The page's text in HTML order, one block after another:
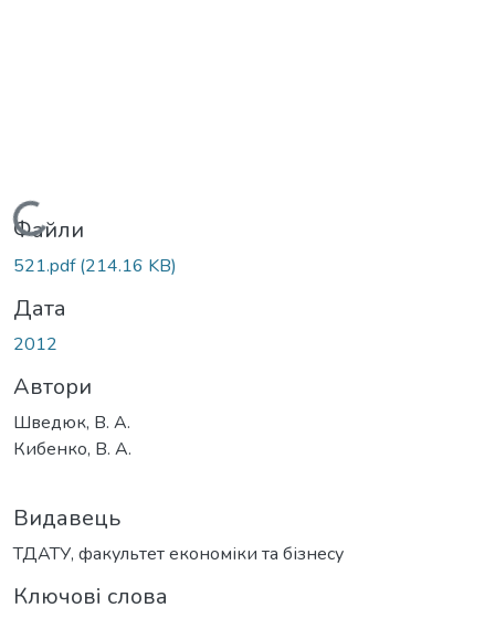
Вантажиться...
Файли
521.pdf(214.16 KB)
Дата
2012
Автори
Шведюк, В. А.
Кибенко, В. А.
Видавець
ТДАТУ, факультет економіки та бізнесу
Ключові слова